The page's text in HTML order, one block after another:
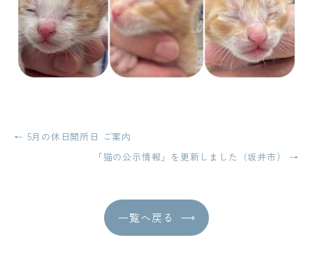
投
← 5月の休日開所日 ご案内
「猫の公示情報」を更新しました（坂井市）
→
一覧へ戻る